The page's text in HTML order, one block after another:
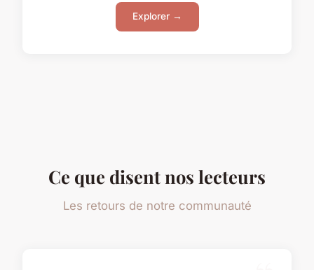
Explorer →
Ce que disent nos lecteurs
Les retours de notre communauté